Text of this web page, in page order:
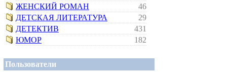
ЖЕНСКИЙ РОМАН
46
ДЕТСКАЯ ЛИТЕРАТУРА
29
ДЕТЕКТИВ
431
ЮМОР
182
Пользователи